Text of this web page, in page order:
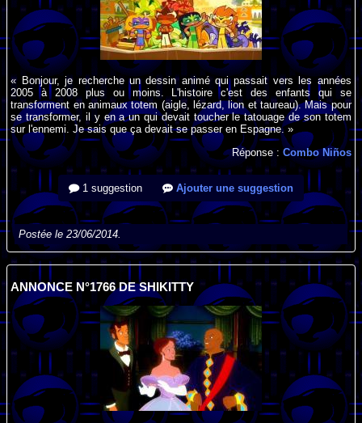
« Bonjour, je recherche un dessin animé qui passait vers les années
2005 à 2008 plus ou moins. L'histoire c'est des enfants qui se
transforment en animaux totem (aigle, lézard, lion et taureau). Mais pour
se transformer, il y en a un qui devait toucher le tatouage de son totem
sur l'ennemi. Je sais que ça devait se passer en Espagne. »
Réponse : Combo Niños
1 suggestion Ajouter une suggestion
Postée le 23/06/2014.
ANNONCE N°1766 DE SHIKITTY